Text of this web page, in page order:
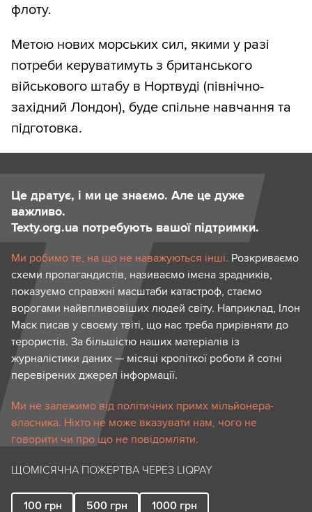
флоту.
Метою нових морських сил, якими у разі
потреби керуватимуть з британського
військового штабу в Нортвуді (північно-
західний Лондон), буде спільне навчання та
підготовка.
Це дратує, і ми це знаємо. Але це дуже
важливо.
Texty.org.ua потребують вашої підтримки.
Ми робимо те, на що не наважуються інші. Розкриваємо
схеми пропагандистів, називаємо імена зрадників,
показуємо справжні масштаби катастроф, стаємо
ворогами найвпливовіших людей світу. Наприклад, Ілон
Маск писав у своєму твіті, що нас треба прирівняти до
терористів. За більшістю наших матеріалів із
журналістики даних — місяці кропіткої роботи й сотні
перевірених джерел інформації.
Ми не залежимо від політичних примх мільйонера-
власника. Ніхто не може вказувати нам, чого не
говорити чи про що не повідомляти.
ЩОМІСЯЧНА ПОЖЕРТВА ЧЕРЕЗ LIQPAY
100 грн 500 грн 1000 грн